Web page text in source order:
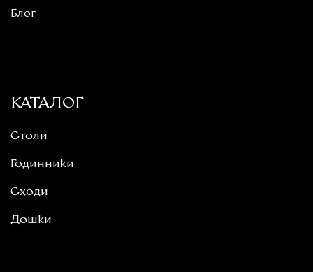
Блог
КАТАЛОГ
Столи
Годинники
Сходи
Дошки